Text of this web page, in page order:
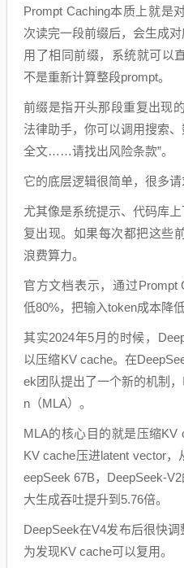
Prompt Caching本质上就是
次读完一段前缀后，会生成
用了相同前缀，系统就可以
不是重新计算整段prompt。
前缀是指开头那段重复出现
法律助手，你可以调用搜索
全文……请找出风险条款”。
它的底层逻辑很简单，很多请
尤其像是系统提示、代码库
复出现。如果每次都把这些
浪费算力。
官方文档表示，通过Prompt
低80%，把输入token成本降低
其实2024年5月的时候，
以压缩KV cache。在
ek团队提出了一个新的机制
n（MLA）。
MLA的核心目的就是压缩KV
KV cache压进latent vector
eepSeek 67B，DeepSeek-
大生成吞吐提升到5.76倍。
DeepSeek在V4发布后很快
为发现KV cache可以复用。